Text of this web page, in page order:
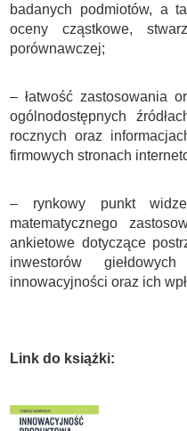
badanych podmiotów, a
oceny cząstkowe,
porównawczej;
– łatwość zastosowania
ogólnodostępnych
rocznych oraz
firmowych stronach
– rynkowy punkt
matematycznego
ankietowe dotyczące
inwestorów
innowacyjności oraz ich
Link do książki: